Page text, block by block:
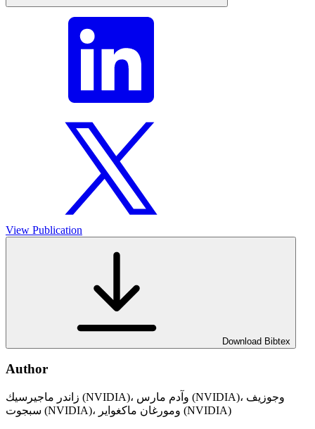
View Publication
Download Bibtex
Author
زاندر ماجيرسيك (NVIDIA)، وآدم مارس (NVIDIA)، وجوزيف
سبجوت (NVIDIA)، ومورغان ماكغواير (NVIDIA)